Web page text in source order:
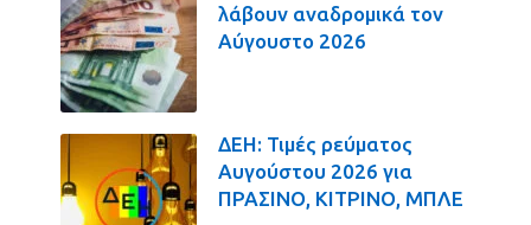
λάβουν αναδρομικά τον
Αύγουστο 2026
ΔΕΗ: Τιμές ρεύματος
Αυγούστου 2026 για
ΠΡΑΣΙΝΟ, ΚΙΤΡΙΝΟ, ΜΠΛΕ